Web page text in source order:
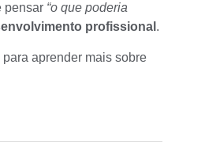
pensar “o que poderia
profissional .
aprender mais sobre